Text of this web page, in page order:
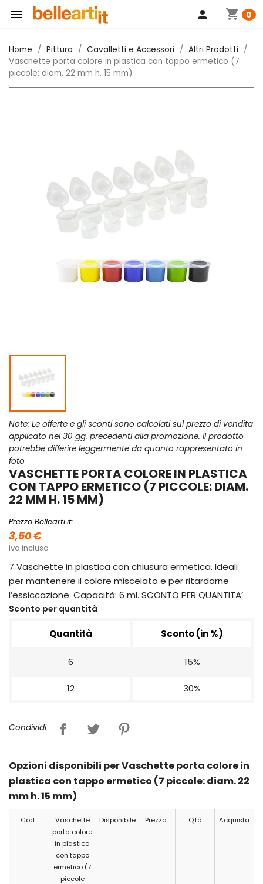
 shopping_cart 0
person
Home Pittura Cavalletti e Accessori
Altri Prodotti
Vaschette porta colore in plastica con tappo ermetico (7
piccole: diam. 22 mm h. 15 mm)
Note: Le offerte e gli sconti sono calcolati sul prezzo di vendita
applicato nei 30 gg. precedenti alla promozione. Il prodotto
potrebbe differire leggermente da quanto rappresentato in
foto
VASCHETTE PORTA COLORE IN PLASTICA
CON TAPPO ERMETICO (7 PICCOLE: DIAM.
22 MM H. 15 MM)
Prezzo Bellearti.it:
3,50 €
Iva inclusa
7 Vaschette in plastica con chiusura ermetica. Ideali
per mantenere il colore miscelato e per ritardarne
l’essiccazione. Capacità: 6 ml. SCONTO PER QUANTITA’
Sconto per quantità
Quantità Sconto (in %)
6 15%
12 30%
Condividi
Opzioni disponibili per Vaschette porta colore in
plastica con tappo ermetico (7 piccole: diam. 22
mm h. 15 mm)
Cod.
Vaschette
porta colore
in plastica
con tappo
ermetico (7
piccole
Disponibile Prezzo Q.tà Acquista